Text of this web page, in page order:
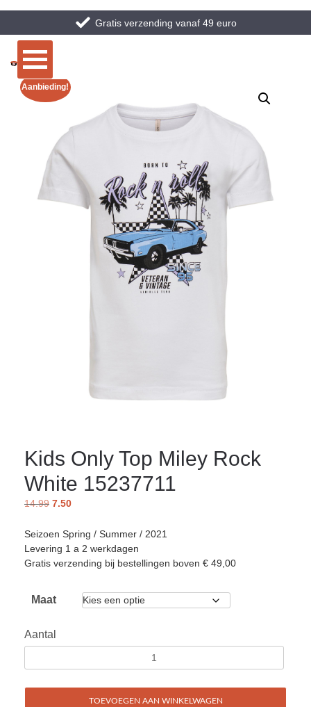
Gratis verzending vanaf 49 euro
Aanbieding!
Kids Only Top Miley Rock
White 15237711
14.99 7.50
Seizoen Spring / Summer / 2021
Levering 1 a 2 werkdagen
Gratis verzending bij bestellingen boven € 49,00
Maat
Aantal
TOEVOEGEN AAN WINKELWAGEN